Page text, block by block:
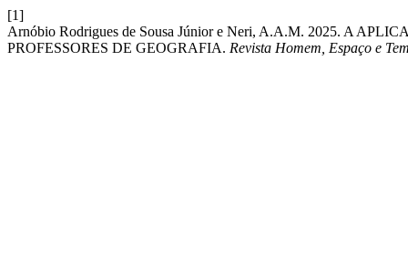
[1]
Arnóbio Rodrigues de Sousa Júnior e Neri, A.A.M. 2025. A
PROFESSORES DE GEOGRAFIA. Revista Homem, Espaço e